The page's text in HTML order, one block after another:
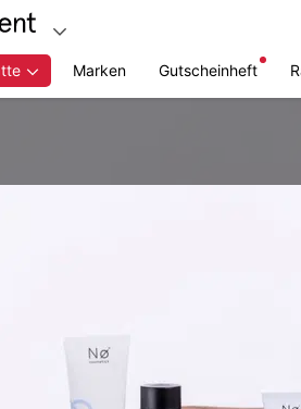
Marken Gutscheinheft